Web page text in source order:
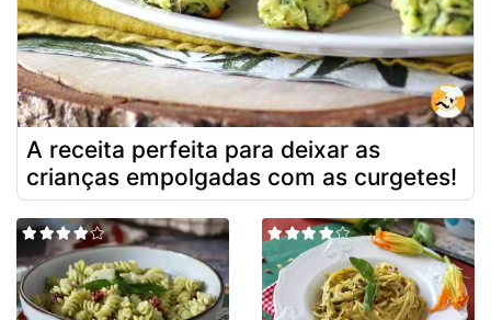
A receita perfeita para deixar as
crianças empolgadas com as curgetes!